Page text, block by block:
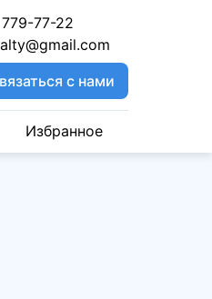
77-22
с нами
Избранное